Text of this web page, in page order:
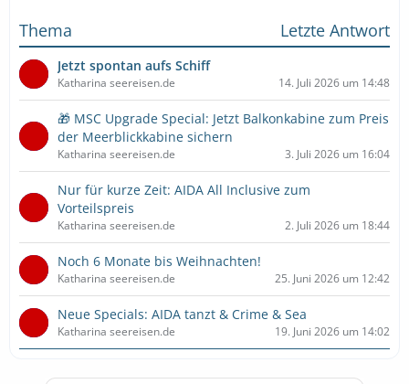
Thema
Letzte Antwort
Jetzt spontan aufs Schiff
Katharina seereisen.de 14. Juli 2026 um 14:48
🎁 MSC Upgrade Special: Jetzt Balkonkabine zum Preis
der Meerblickkabine sichern
Katharina seereisen.de 3. Juli 2026 um 16:04
Nur für kurze Zeit: AIDA All Inclusive zum
Vorteilspreis
Katharina seereisen.de 2. Juli 2026 um 18:44
Noch 6 Monate bis Weihnachten!
Katharina seereisen.de 25. Juni 2026 um 12:42
Neue Specials: AIDA tanzt & Crime & Sea
Katharina seereisen.de 19. Juni 2026 um 14:02